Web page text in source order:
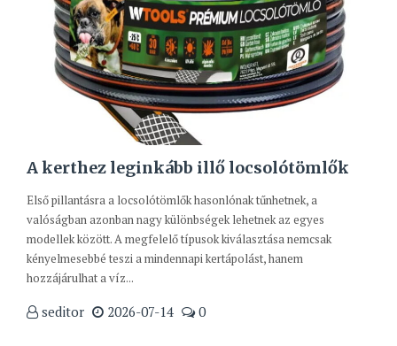
A kerthez leginkább illő locsolótömlők
Első pillantásra a locsolótömlők hasonlónak tűnhetnek, a
valóságban azonban nagy különbségek lehetnek az egyes
modellek között. A megfelelő típusok kiválasztása nemcsak
kényelmesebbé teszi a mindennapi kertápolást, hanem
hozzájárulhat a víz...
seditor 2026-07-14 0